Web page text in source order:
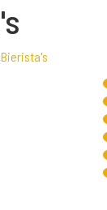
Bierista's